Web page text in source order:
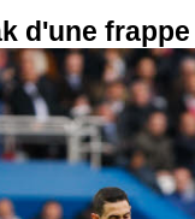
d'une